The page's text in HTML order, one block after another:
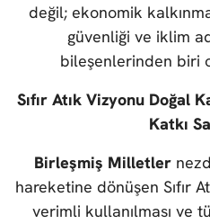
değil; ekonomik
güvenliği ve iklim
bileşenlerinden biri
Sıfır Atık Vizyonu Doğal
Katkı
Birleşmiş Milletler
hareketine dönüşen Sıfır
verimli kullanılması ve